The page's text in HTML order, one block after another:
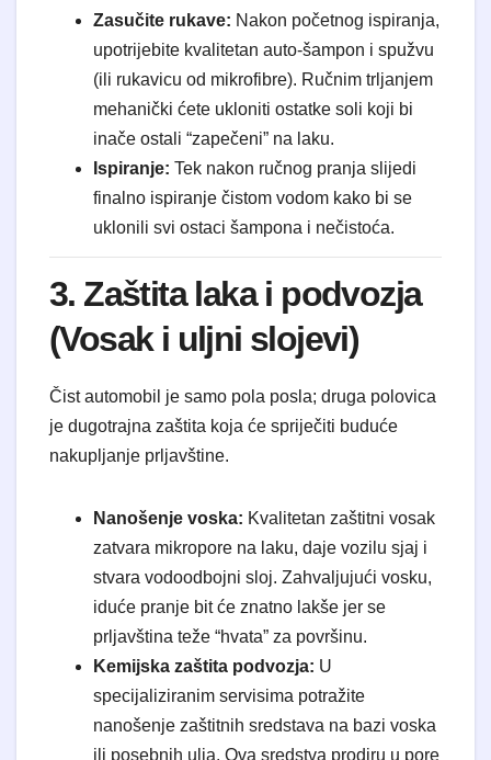
Zasučite rukave: Nakon početnog ispiranja,
upotrijebite kvalitetan auto-šampon i spužvu
(ili rukavicu od mikrofibre). Ručnim trljanjem
mehanički ćete ukloniti ostatke soli koji bi
inače ostali “zapečeni” na laku.
Ispiranje: Tek nakon ručnog pranja slijedi
finalno ispiranje čistom vodom kako bi se
uklonili svi ostaci šampona i nečistoća.
3. Zaštita laka i podvozja
(Vosak i uljni slojevi)
Čist automobil je samo pola posla; druga polovica
je dugotrajna zaštita koja će spriječiti buduće
nakupljanje prljavštine.
Nanošenje voska: Kvalitetan zaštitni vosak
zatvara mikropore na laku, daje vozilu sjaj i
stvara vodoodbojni sloj. Zahvaljujući vosku,
iduće pranje bit će znatno lakše jer se
prljavština teže “hvata” za površinu.
Kemijska zaštita podvozja: U
specijaliziranim servisima potražite
nanošenje zaštitnih sredstava na bazi voska
ili posebnih ulja. Ova sredstva prodiru u pore